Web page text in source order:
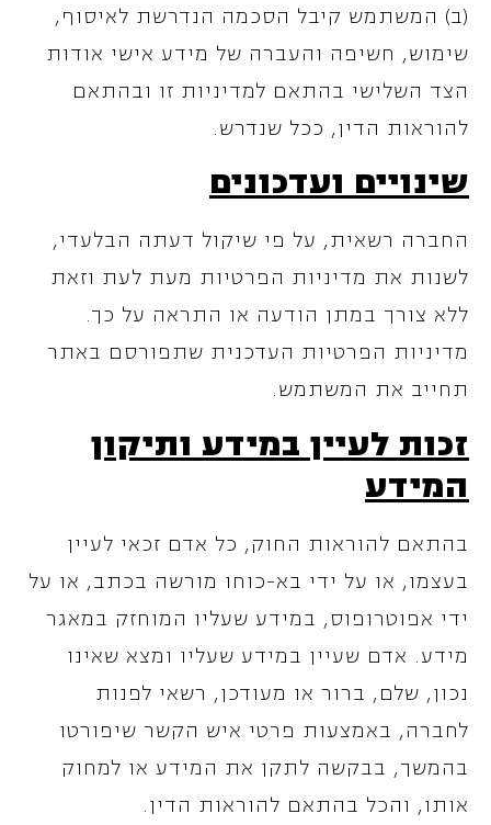
(ב) המשתמש קיבל הסכמה הנדרשת לאיסוף,
שימוש, חשיפה והעברה של מידע אישי אודות
הצד השלישי בהתאם למדיניות זו ובהתאם
להוראות הדין, ככל שנדרש.
שינויים ועדכונים
החברה רשאית, על פי שיקול דעתה הבלעדי,
לשנות את מדיניות הפרטיות מעת לעת וזאת
ללא צורך במתן הודעה או התראה על כך.
מדיניות הפרטיות העדכנית שתפורסם באתר
תחייב את המשתמש.
זכות לעיין במידע ותיקון
המידע
בהתאם להוראות החוק, כל אדם זכאי לעיין
בעצמו, או על ידי בא-כוחו מורשה בכתב, או על
ידי אפוטרופוס, במידע שעליו המוחזק במאגר
מידע. אדם שעיין במידע שעליו ומצא שאינו
נכון, שלם, ברור או מעודכן, רשאי לפנות
לחברה, באמצעות פרטי איש הקשר שיפורטו
בהמשך, בבקשה לתקן את המידע או למחוק
אותו, והכל בהתאם להוראות הדין.